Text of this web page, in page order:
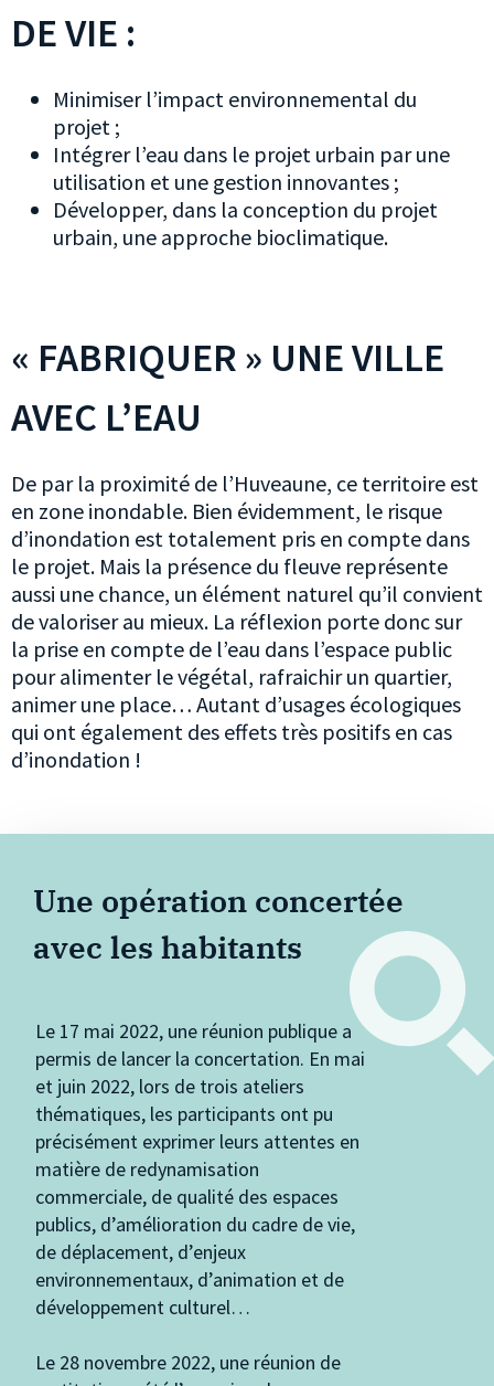
DE VIE :
Minimiser l’impact environnemental du
projet ;
Intégrer l’eau dans le projet urbain par une
utilisation et une gestion innovantes ;
Développer, dans la conception du projet
urbain, une approche bioclimatique.
« FABRIQUER » UNE VILLE
AVEC L’EAU
De par la proximité de l’Huveaune, ce territoire est
en zone inondable. Bien évidemment, le risque
d’inondation est totalement pris en compte dans
le projet. Mais la présence du fleuve représente
aussi une chance, un élément naturel qu’il convient
de valoriser au mieux. La réflexion porte donc sur
la prise en compte de l’eau dans l’espace public
pour alimenter le végétal, rafraichir un quartier,
animer une place… Autant d’usages écologiques
qui ont également des effets très positifs en cas
d’inondation !
Une opération concertée
avec les habitants
Le 17 mai 2022, une réunion publique a
permis de lancer la concertation. En mai
et juin 2022, lors de trois ateliers
thématiques, les participants ont pu
précisément exprimer leurs attentes en
matière de redynamisation
commerciale, de qualité des espaces
publics, d’amélioration du cadre de vie,
de déplacement, d’enjeux
environnementaux, d’animation et de
développement culturel…
Le 28 novembre 2022, une réunion de